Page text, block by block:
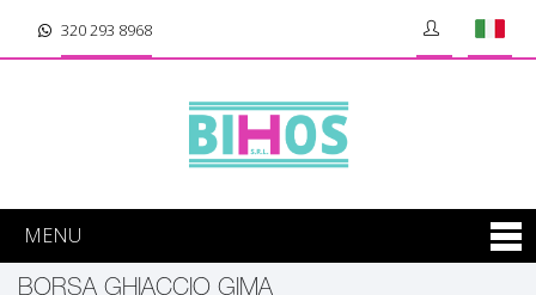
320 293 8968
MENU
BORSA GHIACCIO GIMA